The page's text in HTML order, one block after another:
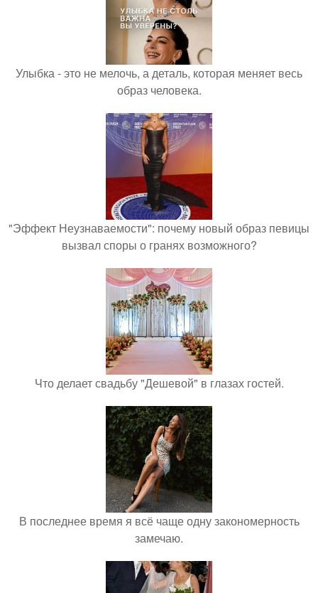
Улыбка - это не мелочь, а деталь, которая меняет весь
образ человека.
"Эффект Неузнаваемости": почему новый образ певицы
вызвал споры о гранях возможного?
Что делает свадьбу "Дешевой" в глазах гостей.
В последнее время я всё чаще одну закономерность
замечаю.